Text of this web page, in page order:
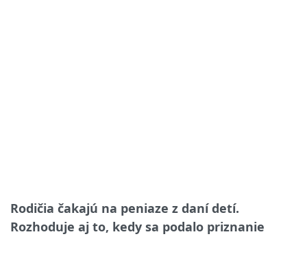
Rodičia čakajú na peniaze z daní detí.
Rozhoduje aj to, kedy sa podalo priznanie